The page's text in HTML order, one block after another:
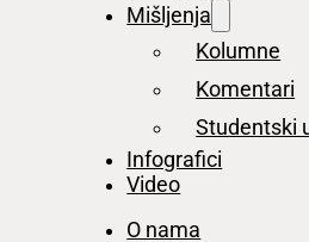
Mišljenja
Kolumne
Komentari
Studentski
Infografici
Video
O nama